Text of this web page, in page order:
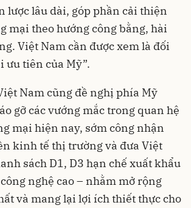
lược lâu dài, góp phần cải thiện
mại theo hướng công bằng, hài
Việt Nam cần được xem là đối
ưu tiên của Mỹ”.
Nam cũng đề nghị phía Mỹ
gỡ các vướng mắc trong quan hệ
mại hiện nay, sớm công nhận
kinh tế thị trường và đưa Việt
sách D1, D3 hạn chế xuất khẩu
nghệ cao – nhằm mở rộng
và mang lại lợi ích thiết thực cho